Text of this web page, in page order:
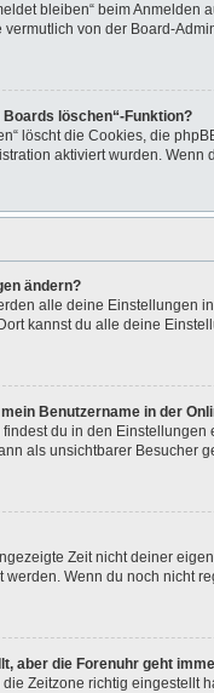
bleiben“ beim
von der Board-
löschen“-Funktion?
löscht die Cookies, die
aktiviert wurden.
ändern?
alle deine Einstellungen
kannst du alle deine
Benutzername in der
du in den
als unsichtbarer Besucher
Zeit nicht deiner
Wenn du noch nicht
aber die Forenuhr geht
Zeitzone richtig eingestellt